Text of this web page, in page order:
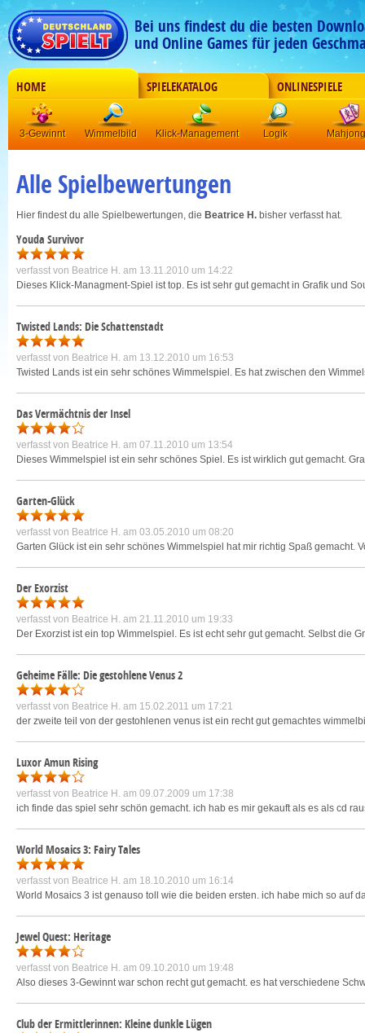
Bei uns findest du die besten
und Online Games für jeden
HOME SPIELEKATALOG ONLINESPIELE
3-Gewinnt Wimmelbild Klick-Management Logik Mahjong
Alle Spielbewertungen
Hier findest du alle Spielbewertungen, die Beatrice H. bisher verfasst hat.
Youda Survivor
verfasst von Beatrice H. am 13.11.2010 um 14:22
Dieses Klick-Managment-Spiel ist top. Es ist sehr gut gemacht in Grafik und
Twisted Lands: Die Schattenstadt
verfasst von Beatrice H. am 13.12.2010 um 16:53
Twisted Lands ist ein sehr schönes Wimmelspiel. Es hat zwischen den
Das Vermächtnis der Insel
verfasst von Beatrice H. am 07.11.2010 um 13:54
Dieses Wimmelspiel ist ein sehr schönes Spiel. Es ist wirklich gut gemacht.
Garten-Glück
verfasst von Beatrice H. am 03.05.2010 um 08:20
Garten Glück ist ein sehr schönes Wimmelspiel hat mir richtig Spaß gemacht.
Der Exorzist
verfasst von Beatrice H. am 21.11.2010 um 19:33
Der Exorzist ist ein top Wimmelspiel. Es ist echt sehr gut gemacht. Selbst die
Geheime Fälle: Die gestohlene Venus 2
verfasst von Beatrice H. am 15.02.2011 um 17:21
der zweite teil von der gestohlenen venus ist ein recht gut gemachtes
Luxor Amun Rising
verfasst von Beatrice H. am 09.07.2009 um 17:38
ich finde das spiel sehr schön gemacht. ich hab es mir gekauft als es als cd
World Mosaics 3: Fairy Tales
verfasst von Beatrice H. am 18.10.2010 um 16:14
World Mosaics 3 ist genauso toll wie die beiden ersten. ich habe mich so auf
Jewel Quest: Heritage
verfasst von Beatrice H. am 09.10.2010 um 19:48
Also dieses 3-Gewinnt war schon recht gut gemacht. es hat verschiedene
Club der Ermittlerinnen: Kleine dunkle Lügen